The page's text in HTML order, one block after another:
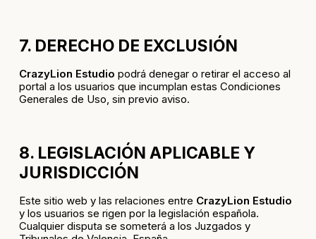
7. DERECHO DE EXCLUSIÓN
CrazyLion Estudio podrá denegar o retirar el acceso al
portal a los usuarios que incumplan estas Condiciones
Generales de Uso, sin previo aviso.
8. LEGISLACIÓN APLICABLE Y
JURISDICCIÓN
Este sitio web y las relaciones entre CrazyLion Estudio
y los usuarios se rigen por la legislación española.
Cualquier disputa se someterá a los Juzgados y